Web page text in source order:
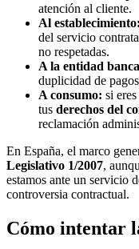
atención al cliente.
Al establecimiento:
del servicio
no respetadas.
A la entidad
duplicidad de
A consumo: si
tus derechos del
reclamación
En España, el marco
Legislativo 1/2007,
estamos ante un servicio
controversia contractual.
Cómo intentar